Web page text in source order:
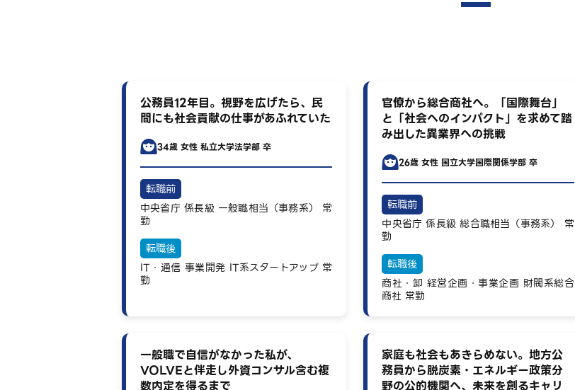
公務員12年目。視野を広げたら、民
間にも社会貢献の仕事があふれていた
34歳 女性 私立大学法学部 卒
転職前
中央省庁 係長級 一般職相当（事務系）
常
勤
転職後
IT・通信 事業開発 IT系スタートアップ 常
勤
官僚から総合商社へ。「国際舞台」
と「社会へのインパクト」を求めて踏
み出した異業界への挑戦
26歳 女性 国立大学国際関係学部 卒
転職前
中央省庁 係長級 総合職相当（事務系）
常
勤
転職後
商社・卸 経営企画・事業企画 財閥系総合
商社 常勤
一般職で自信がなかった私が、
VOLVEと伴走し外資コンサル含む複
数内定を得るまで
家庭も社会もあきらめない。地方公
務員から脱炭素・エネルギー政策分
野の公的機関へ、未来を創るキャリ